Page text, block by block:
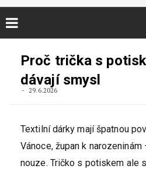
Proč trička s
dávají smysl
29.6.2026
Textilní dárky mají špatnou
Vánoce, župan k
nouze. Tričko s potiskem ale